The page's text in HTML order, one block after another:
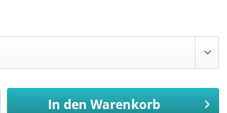
In den Warenkorb